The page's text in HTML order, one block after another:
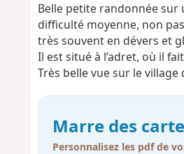
Belle petite randonnée sur
difficulté moyenne, non
très souvent en dévers et
Il est situé à l’adret, où il
Très belle vue sur le village
Marre des
Personnalisez les pdf de